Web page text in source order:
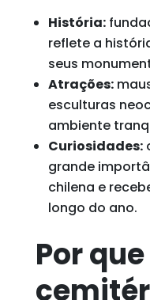
História:
reflete a
seus
Atrações:
esculturas
ambiente
Curiosidades:
grande
chilena e
longo do ano.
Por